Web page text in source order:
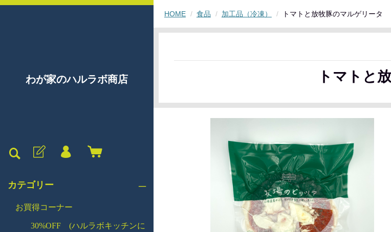
わが家のハルラボ商店
カテゴリー
お買得コーナー
30%OFF (ハルラボキッチンに
HOME 食品 加工品（冷凍） トマトと放牧豚のマルゲリータ
トマトと